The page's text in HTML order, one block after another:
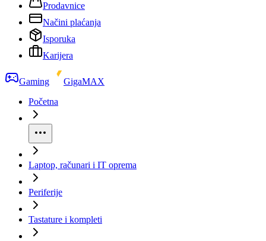
Prodavnice
Načini plaćanja
Isporuka
Karijera
Gaming
GigaMAX
Početna
Laptop, računari i IT oprema
Periferije
Tastature i kompleti